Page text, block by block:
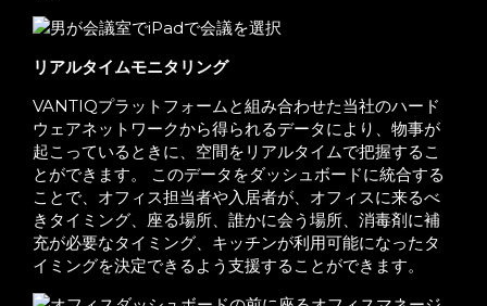
リアルタイムモニタリング
VANTIQプラットフォームと組み合わせた当社のハード
ウェアネットワークから得られるデータにより、物事が
起こっているときに、空間をリアルタイムで把握するこ
とができます。 このデータをダッシュボードに統合する
ことで、オフィス担当者や入居者が、オフィスに来るべ
きタイミング、座る場所、誰かに会う場所、消毒剤に補
充が必要なタイミング、キッチンが利用可能になったタ
イミングを決定できるよう支援することができます。